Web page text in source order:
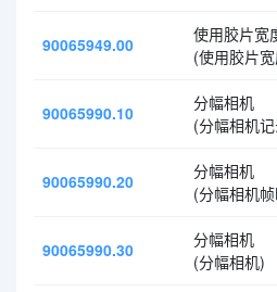
90065949.00
使用胶片宽
(使用胶片
90065990.10
分幅相机
(分幅相机
90065990.20
分幅相机
(分幅相机
90065990.30
分幅相机
(分幅相机)